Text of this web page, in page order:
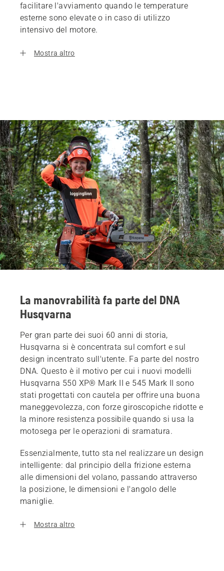
facilitare l'avviamento quando le temperature
esterne sono elevate o in caso di utilizzo
intensivo del motore.
Mostra altro
La manovrabilità fa parte del DNA
Husqvarna
Per gran parte dei suoi 60 anni di storia,
Husqvarna si è concentrata sul comfort e sul
design incentrato sull'utente. Fa parte del nostro
DNA. Questo è il motivo per cui i nuovi modelli
Husqvarna 550 XP® Mark II e 545 Mark II sono
stati progettati con cautela per offrire una buona
maneggevolezza, con forze giroscopiche ridotte e
la minore resistenza possibile quando si usa la
motosega per le operazioni di sramatura.
Essenzialmente, tutto sta nel realizzare un design
intelligente: dal principio della frizione esterna
alle dimensioni del volano, passando attraverso
la posizione, le dimensioni e l'angolo delle
maniglie.
Mostra altro